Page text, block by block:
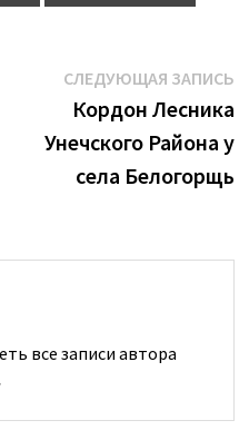
СЛЕДУЮЩАЯ ЗАПИСЬ
Кордон Лесника
Унечского Района у
села Белогорщь
все записи автора